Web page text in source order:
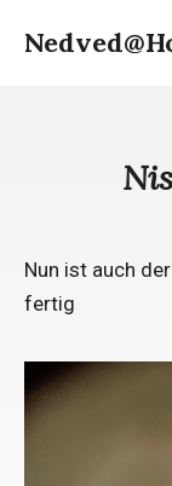
Nun ist auch
fertig